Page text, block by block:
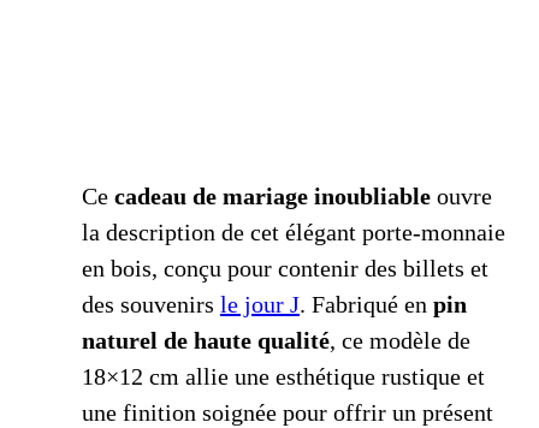
Ce cadeau de mariage inoubliable ouvre
la description de cet élégant porte-monnaie
en bois, conçu pour contenir des billets et
des souvenirs le jour J. Fabriqué en pin
naturel de haute qualité, ce modèle de
18×12 cm allie une esthétique rustique et
une finition soignée pour offrir un présent